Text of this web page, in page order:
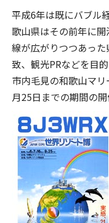
平成6年は既にバブル
歌山県はその前年に
線が広がりつつあっ
致、観光PRなどを目
市内毛見の和歌山マ
月25日までの期間の開